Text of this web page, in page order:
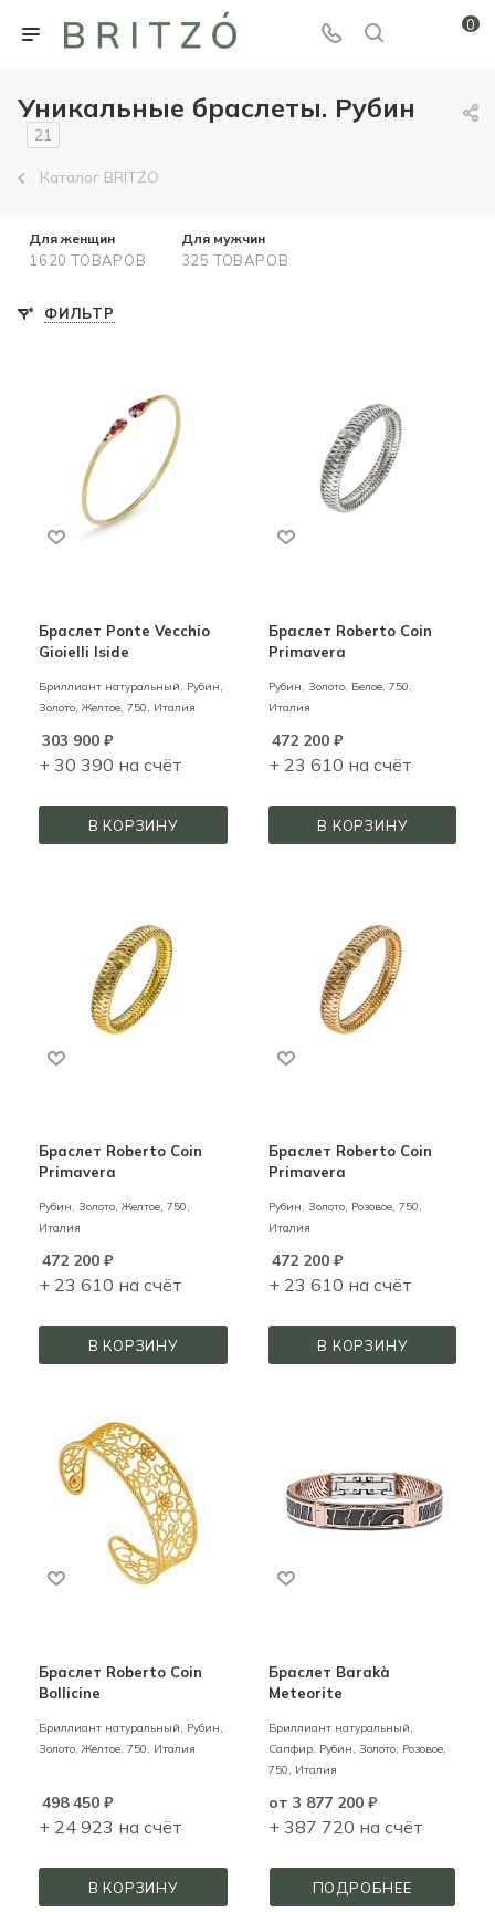
0
Уникальные браслеты. Рубин
21
Каталог BRITZO
Для женщин
1620 ТОВАРОВ
Для мужчин
325 ТОВАРОВ
ФИЛЬТР
Браслет Ponte Vecchio
Gioielli Iside
Бриллиант натуральный, Рубин,
Золото, Желтое, 750, Италия
303 900 ₽
+ 30 390 на счёт
В КОРЗИНУ
Браслет Roberto Coin
Primavera
Рубин, Золото, Белое, 750,
Италия
472 200₽
+ 23 610 на счёт
В КОРЗИНУ
Браслет Roberto Coin
Primavera
Рубин, Золото,Желтое, 750,
Италия
472 200 ₽
+ 23 610 на счёт
В КОРЗИНУ
Браслет Roberto Coin
Primavera
Рубин, Золото, Розовое, 750,
Италия
472 200₽
+ 23 610 на счёт
В КОРЗИНУ
Браслет Roberto Coin
Bollicine
Бриллиант натуральный, Рубин,
Золото, Желтое, 750, Италия
498 450 ₽
+ 24 923 на счёт
В КОРЗИНУ
Браслет Barakà
Meteorite
Бриллиант натуральный,
Сапфир, Рубин, Золото, Розовое,
750,
Италия
от 3 877 200 ₽
+ 387 720 на счёт
ПОДРОБНЕЕ